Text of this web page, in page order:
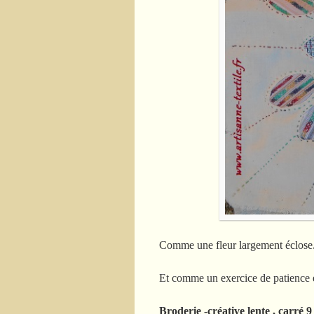
Comme une fleur largement
Et comme un exercice de patience
Broderie -créative lente , carré